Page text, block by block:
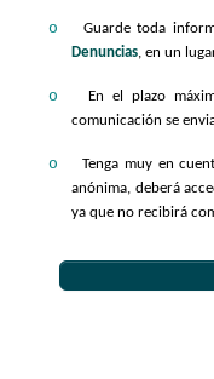
o Guarde toda
Denuncias, en un
o
En el plazo
comunicación se
o Tenga muy en
anónima, deberá
ya que no recibirá